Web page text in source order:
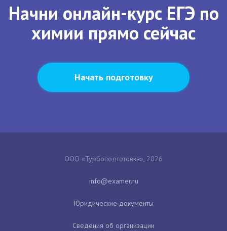
Начни онлайн-курс ЕГЭ по
химии прямо сейчас
Начать подготовку
ООО «Турбоподготовка», 2026
Юридические документы
Сведения об организации